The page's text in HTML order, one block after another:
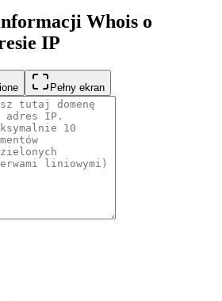
Whois o
IP
Pełny ekran